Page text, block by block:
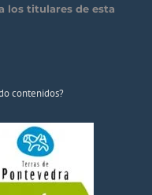
los titulares de esta
contenidos?